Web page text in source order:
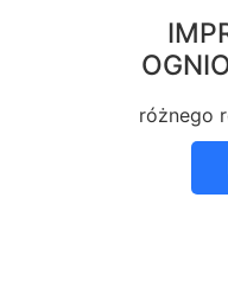
różnego